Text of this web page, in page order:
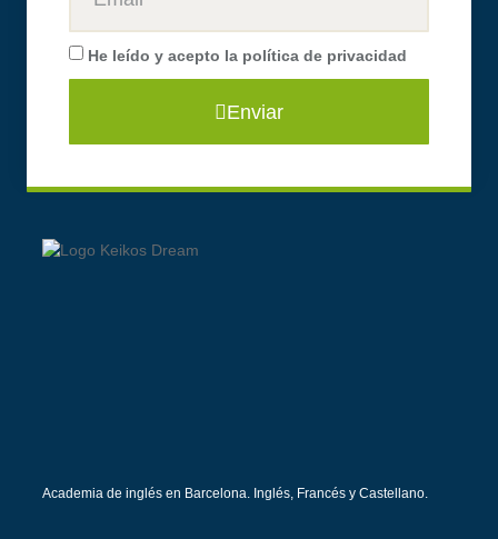
He leído y acepto la política de privacidad
Enviar
Academia de inglés en Barcelona. Inglés, Francés y Castellano.